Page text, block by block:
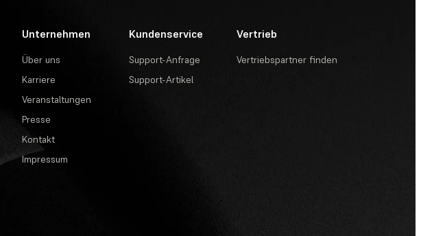
Unternehmen
Über uns
Karriere
Veranstaltungen
Presse
Kontakt
Impressum
Kundenservice
Support-Anfrage
Support-Artikel
Vertrieb
Vertriebspartner finden